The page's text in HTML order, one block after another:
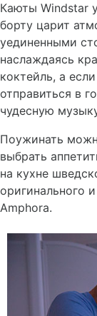
Каюты Windstar
борту царит
уединенными
наслаждаясь
коктейль, а
отправиться в
чудесную
Поужинать
выбрать
на кухне
оригинального
Amphora.